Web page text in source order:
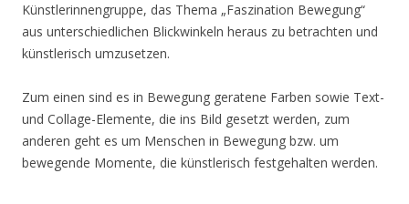
Künstlerinnengruppe, das Thema „Faszination Bewegung“
aus unterschiedlichen Blickwinkeln heraus zu betrachten und
künstlerisch umzusetzen.
Zum einen sind es in Bewegung geratene Farben sowie Text-
und Collage-Elemente, die ins Bild gesetzt werden, zum
anderen geht es um Menschen in Bewegung bzw. um
bewegende Momente, die künstlerisch festgehalten werden.